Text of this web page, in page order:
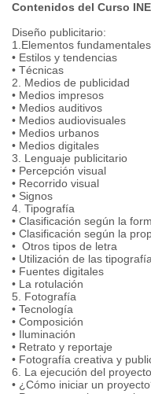
Contenidos del Curso
Diseño publicitario:
1.Elementos fundamentales
• Estilos y tendencias
• Técnicas
2. Medios de publicidad
• Medios impresos
• Medios auditivos
• Medios audiovisuales
• Medios urbanos
• Medios digitales
3. Lenguaje publicitario
• Percepción visual
• Recorrido visual
• Signos
4. Tipografía
• Clasificación según la
• Clasificación según la
• Otros tipos de letra
• Utilización de las
• Fuentes digitales
• La rotulación
5. Fotografía
• Tecnología
• Composición
• Iluminación
• Retrato y reportaje
• Fotografía creativa y
6. La ejecución del proyecto
• ¿Cómo iniciar un